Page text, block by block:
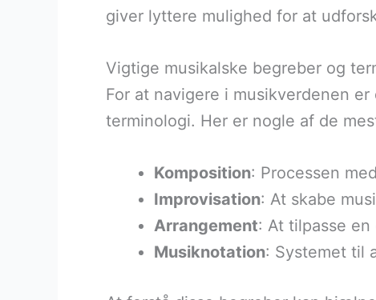
giver lyttere mulighed for at
Vigtige musikalske begreber og
For at navigere i musikverdenen
terminologi. Her er nogle af de
Komposition: Processen
Improvisation: At skabe
Arrangement: At tilpasse
Musiknotation: Systemet til